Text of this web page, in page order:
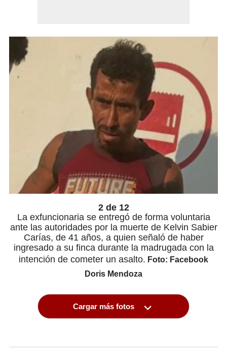
2 de 12
La exfuncionaria se entregó de forma voluntaria
ante las autoridades por la muerte de Kelvin Sabier
Carías, de 41 años, a quien señaló de haber
ingresado a su finca durante la madrugada con la
intención de cometer un asalto. Foto: Facebook
Doris Mendoza
Cargar más fotos